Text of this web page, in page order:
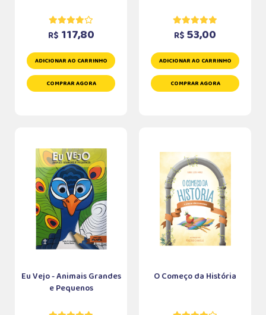
R$ 117,80
ADICIONAR AO CARRINHO
COMPRAR AGORA
R$ 53,00
ADICIONAR AO CARRINHO
COMPRAR AGORA
Eu Vejo - Animais Grandes
e Pequenos
O Começo da História